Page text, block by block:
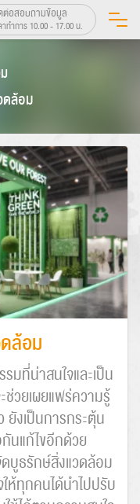
ต่อสอบถามข้อมูล
าทำการ 10.00 - 17.00 น.
ดล้อม
ล้อม
มที่น่าสนใจและเป็น
ช่วยเผยแพร่ความรู้
งเป็นการกระตุ้น
นแก้ไขอีกด้วย
ดบูธรักษ์สิ่งแวดล้อม
ห้ทุกคนได้นำไปปรับ